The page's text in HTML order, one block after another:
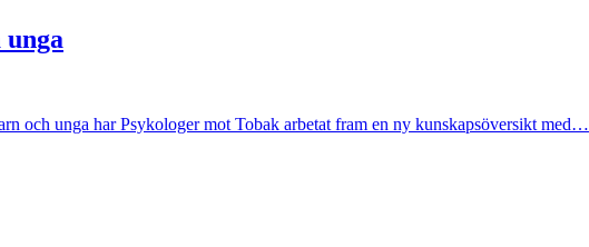
och unga har Psykologer mot Tobak arbetat fram en ny kunskapsöversikt med…